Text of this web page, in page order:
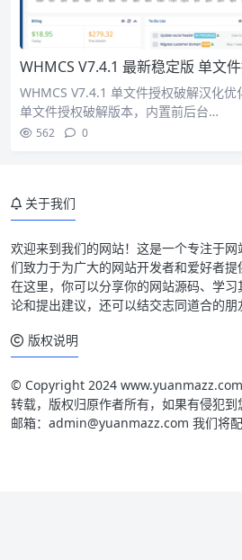
WHMCS V7.4.1 最新稳定版 单文
WHMCS V7.4.1 单文件授权破解汉化优
单文件授权破解版本，内置前后台…
562 0
关于我们
欢迎来到我们的网站！这是一个专注于
们致力于为广大的网站开发者和爱好者提
在这里，你可以分享你的网站源码、学
论和提出建议，还可以结交志同道合的朋
版权说明
© Copyright 2024
转载，版权归原作者所有，如果有侵犯
邮箱：admin@yuanmazz.com 我们将配